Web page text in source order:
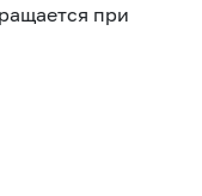
при